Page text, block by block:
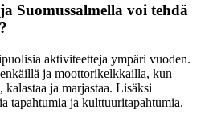
Suomussalmella voi tehdä
aktiviteetteja ympäri vuoden.
ja moottorikelkkailla, kun
ja marjastaa. Lisäksi
tapahtumia ja kulttuuritapahtumia.